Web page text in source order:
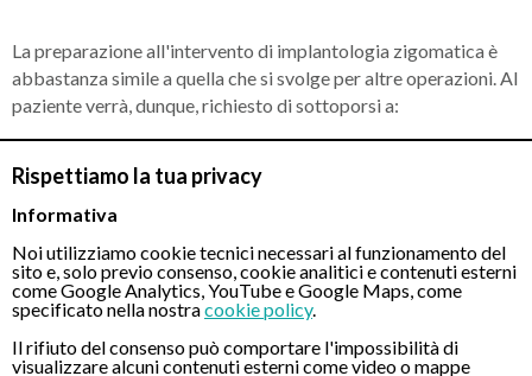
Rispettiamo la tua privacy
Informativa
Noi utilizziamo cookie tecnici necessari al funzionamento del
sito e, solo previo consenso, cookie analitici e contenuti esterni
come Google Analytics, YouTube e Google Maps, come
specificato nella nostracookie policy.
Il rifiuto del consenso può comportare l'impossibilità di
visualizzare alcuni contenuti esterni come video o mappe
La preparazione all'intervento di implantologia zigomatica è
abbastanza simile a quella che si svolge per altre operazioni. Al
paziente verrà, dunque, richiesto di sottoporsi a:
Esami ematochimici (analisi del sangue);
Elettrocardiogramma;
Visita preoperatoria con l'anestesista.
Servono, poi, degli esami più specifici, come ad esempio la
Cone Beam, indispensabili per una valutazione approfondita
delle strutture anatomiche ossee sulle quali bisognerà eseguire